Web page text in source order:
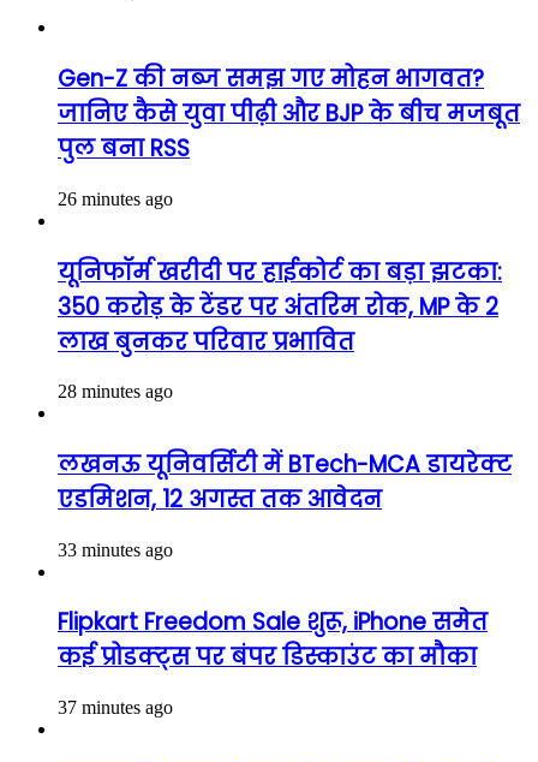
Gen-Z की नब्ज समझ गए मोहन भागवत?
जानिए कैसे युवा पीढ़ी और BJP के बीच मजबूत
पुल बना RSS
26 minutes ago
यूनिफॉर्म खरीदी पर हाईकोर्ट का बड़ा झटका:
350 करोड़ के टेंडर पर अंतरिम रोक, MP के 2
लाख बुनकर परिवार प्रभावित
28 minutes ago
लखनऊ यूनिवर्सिटी में BTech-MCA डायरेक्ट
एडमिशन, 12 अगस्त तक आवेदन
33 minutes ago
Flipkart Freedom Sale शुरू, iPhone समेत
कई प्रोडक्ट्स पर बंपर डिस्काउंट का मौका
37 minutes ago